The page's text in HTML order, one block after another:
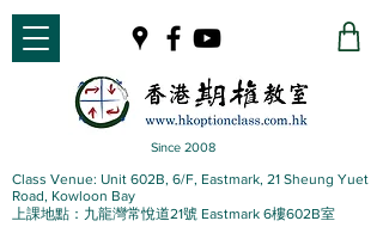
Since 2008
Class Venue: Unit 602B, 6/F, Eastmark, 21 Sheung Yuet
Road, Kowloon Bay
上課地點：九龍灣常悅道21號 Eastmark 6樓602B室